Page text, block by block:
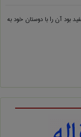
بود آن را با دوستان خود به